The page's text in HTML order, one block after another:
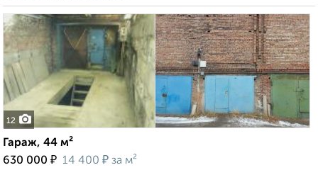
12
Гараж, 44 м²
630 000 ₽ 14 400 ₽ за м²